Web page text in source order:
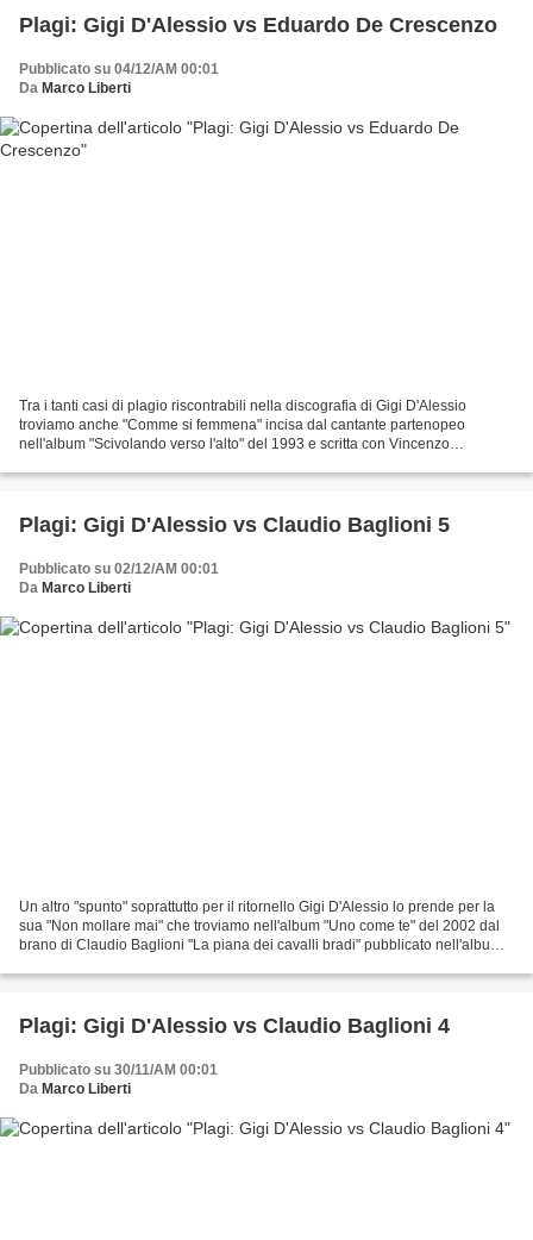
Plagi: Gigi D'Alessio vs Eduardo De Crescenzo
Pubblicato su 04/12/AM 00:01
Da Marco Liberti
Tra i tanti casi di plagio riscontrabili nella discografia di Gigi D'Alessio
troviamo anche "Comme si femmena" incisa dal cantante partenopeo
nell'album "Scivolando verso l'alto" del 1993 e scritta con Vincenzo
Plagi: Gigi D'Alessio vs Claudio Baglioni 5
Pubblicato su 02/12/AM 00:01
Da Marco Liberti
Un altro "spunto" soprattutto per il ritornello Gigi D'Alessio lo prende per la
sua "Non mollare mai" che troviamo nell'album "Uno come te" del 2002 dal
brano di Claudio Baglioni "La piana dei cavalli bradi" pubblicato nell'album
Plagi: Gigi D'Alessio vs Claudio Baglioni 4
Pubblicato su 30/11/AM 00:01
Da Marco Liberti